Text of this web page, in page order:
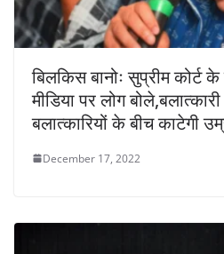
बिलकिस बानोः सुप्रीम
मीडिया पर लोग
बलात्कारियों के बीच काटेगी
December 17, 2022